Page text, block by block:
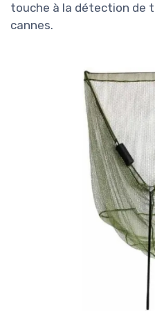
touche à la détection de
cannes.